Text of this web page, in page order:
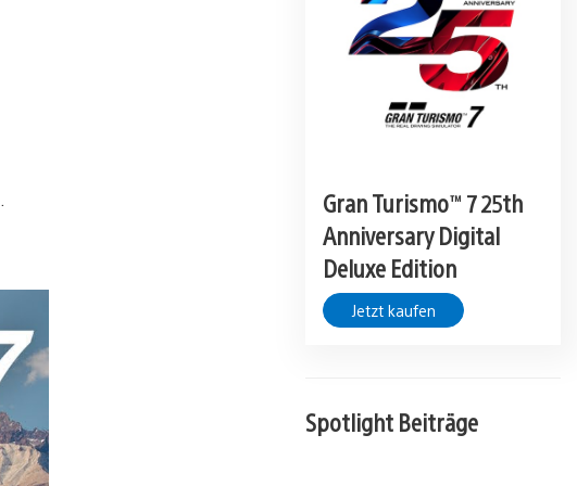
Gran Turismo™ 7 25th
Anniversary Digital
Deluxe Edition
Jetzt kaufen
Spotlight Beiträge